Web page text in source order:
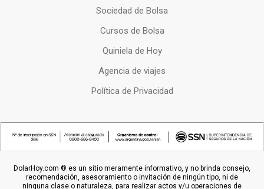
Sociedad de Bolsa
Cursos de Bolsa
Quiniela de Hoy
Agencia de viajes
Política de Privacidad
DolarHoy.com ® es un sitio meramente informativo, y no brinda consejo,
recomendación, asesoramiento o invitación de ningún tipo, ni de
ninguna clase o naturaleza, para realizar actos y/u operaciones de